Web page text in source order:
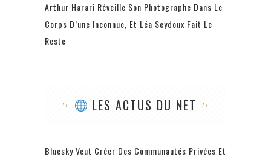
Arthur Harari Réveille Son Photographe Dans Le
Corps D’une Inconnue, Et Léa Seydoux Fait Le
Reste
LES ACTUS DU NET
Bluesky Veut Créer Des Communautés Privées Et